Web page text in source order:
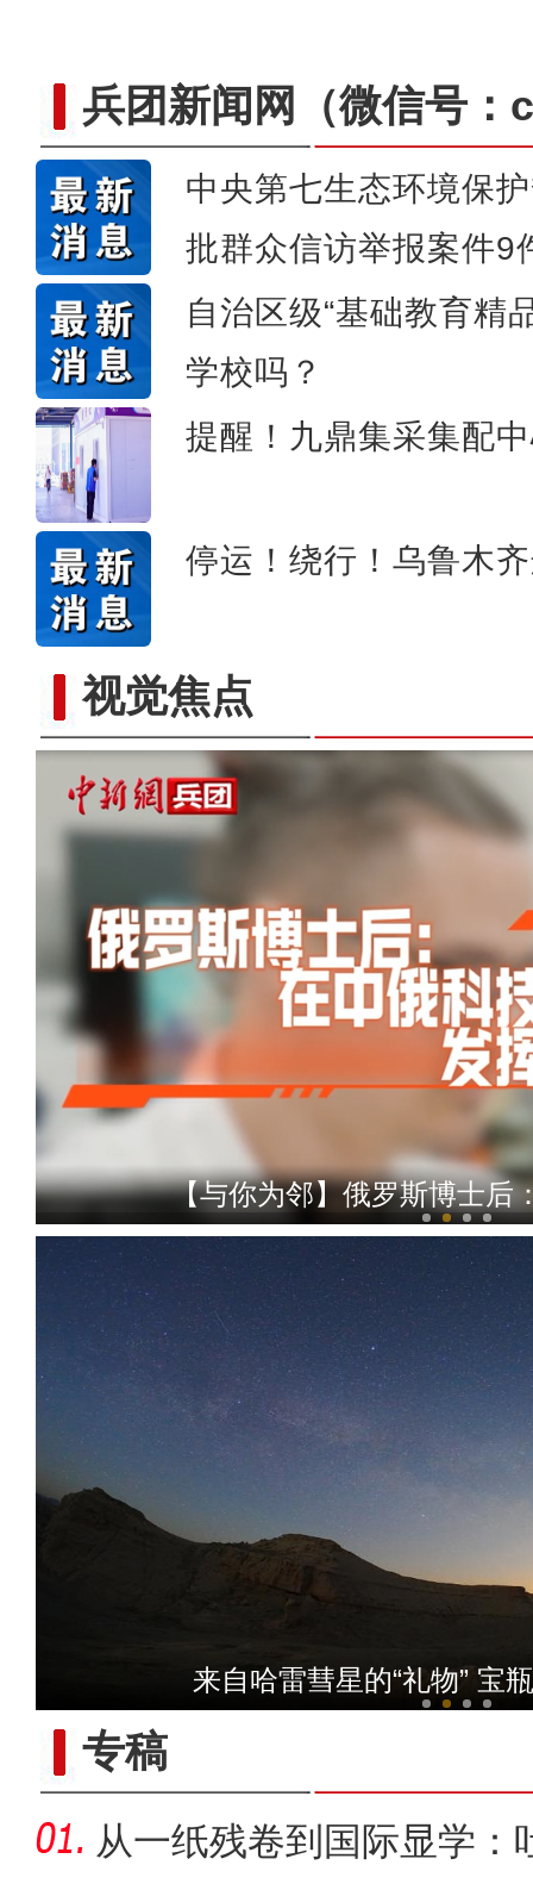
兵团新闻网 （微信号
中央第七生态环境保
批群众信访举报案件9
自治区级“基础教育精
学校吗？
提醒！九鼎集采集配
停运！绕行！乌鲁木
视觉焦点
侨乡故事 | 哈班拜的
以“阅读+文旅+非遗+农技”
【与你为邻】俄罗斯博士后
【与你为邻】新疆水
来自哈雷彗星的“礼物” 宝
专稿
从一纸残卷到国际显学：